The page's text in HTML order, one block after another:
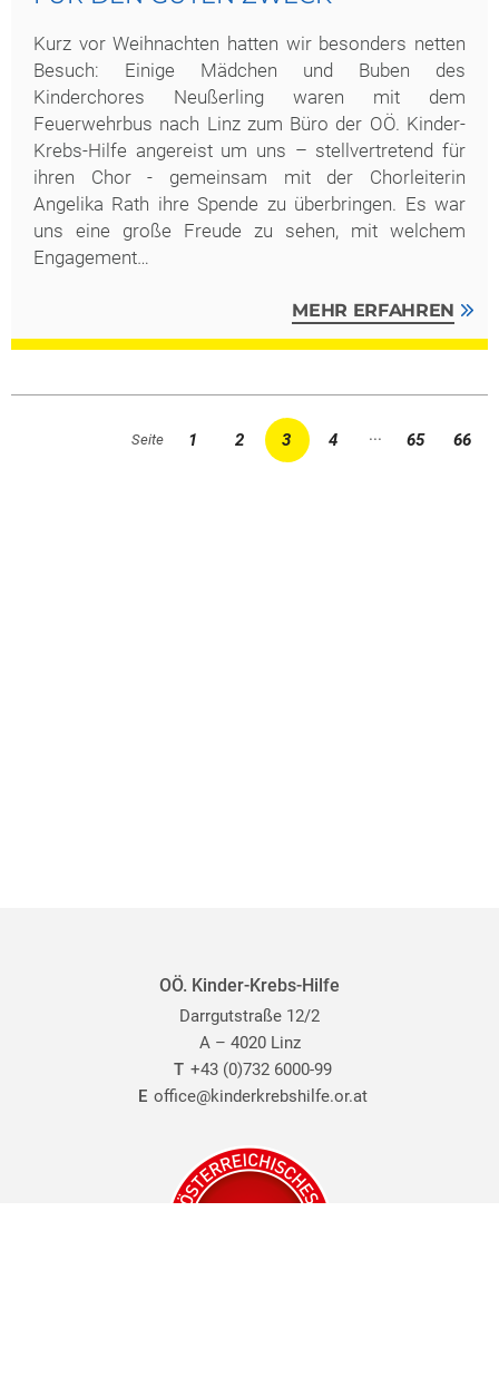
Kurz vor Weihnachten hatten wir besonders netten
Besuch: Einige Mädchen und Buben des
Kinderchores Neußerling waren mit dem
Feuerwehrbus nach Linz zum Büro der OÖ. Kinder-
Krebs-Hilfe angereist um uns – stellvertretend für
ihren Chor - gemeinsam mit der Chorleiterin
Angelika Rath ihre Spende zu überbringen. Es war
uns eine große Freude zu sehen, mit welchem
Engagement…
MEHR ERFAHREN
Seite 1 2 3 4 ... 65 66
OÖ. Kinder-Krebs-Hilfe
Darrgutstraße 12/2
A – 4020 Linz
T +43 (0)732 6000-99
E office@kinderkrebshilfe.or.at